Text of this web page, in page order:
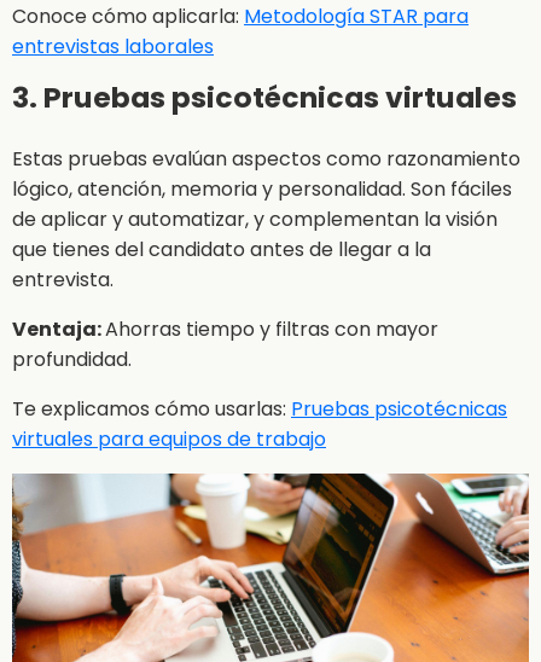
Conoce cómo aplicarla: Metodología STAR para
entrevistas laborales
3. Pruebas psicotécnicas virtuales
Estas pruebas evalúan aspectos como razonamiento
lógico, atención, memoria y personalidad. Son fáciles
de aplicar y automatizar, y complementan la visión
que tienes del candidato antes de llegar a la
entrevista.
Ventaja:Ahorras tiempo y filtras con mayor
profundidad.
Te explicamos cómo usarlas: Pruebas psicotécnicas
virtuales para equipos de trabajo